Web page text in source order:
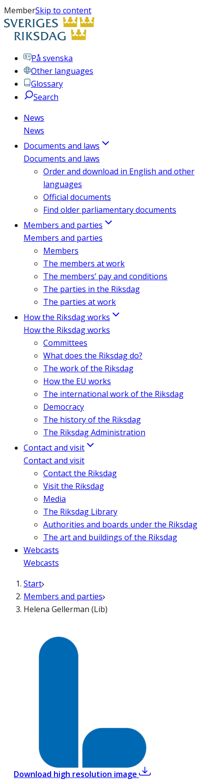
MemberSkip to content
På svenska
Other languages
Glossary
Search
News
News
Documents and laws
Documents and laws
Order and download in English and other
languages
Official documents
Find older parliamentary documents
Members and parties
Members and parties
Members
The members at work
The members’ pay and conditions
The parties in the Riksdag
The parties at work
How the Riksdag works
How the Riksdag works
Committees
What does the Riksdag do?
The work of the Riksdag
How the EU works
The international work of the Riksdag
Democracy
The history of the Riksdag
The Riksdag Administration
Contact and visit
Contact and visit
Contact the Riksdag
Visit the Riksdag
Media
The Riksdag Library
Authorities and boards under the Riksdag
The art and buildings of the Riksdag
Webcasts
Webcasts
Start
Members and parties
Helena Gellerman (Lib)
Download high resolution image ,Helena Gellerman